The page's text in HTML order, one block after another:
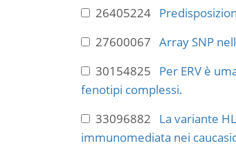
26405224
27600067 Array SNP
30154825 Per ERV è
fenotipi complessi.
33096882 La variante
immunomediata nei